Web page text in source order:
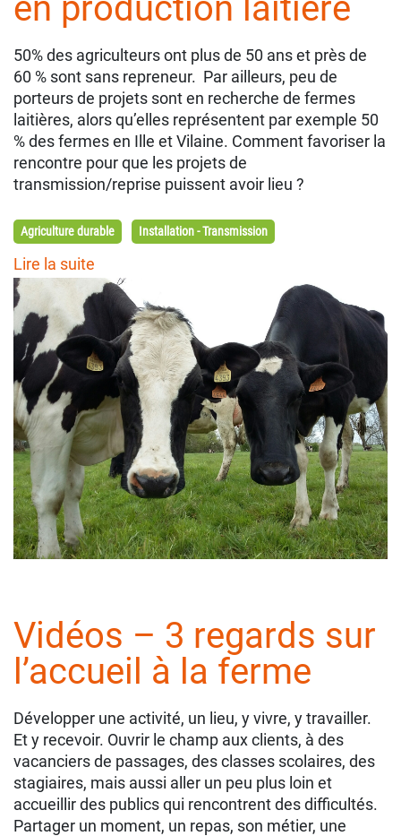
en production laitière
50% des agriculteurs ont plus de 50 ans et près de
60 % sont sans repreneur. Par ailleurs, peu de
porteurs de projets sont en recherche de fermes
laitières, alors qu’elles représentent par exemple 50
% des fermes en Ille et Vilaine. Comment favoriser la
rencontre pour que les projets de
transmission/reprise puissent avoir lieu ?
Agriculture durable Installation - Transmission
Lire la suite
Vidéos – 3 regards sur
l’accueil à la ferme
Développer une activité, un lieu, y vivre, y travailler.
Et y recevoir. Ouvrir le champ aux clients, à des
vacanciers de passages, des classes scolaires, des
stagiaires, mais aussi aller un peu plus loin et
accueillir des publics qui rencontrent des difficultés.
Partager un moment, un repas, son métier, une